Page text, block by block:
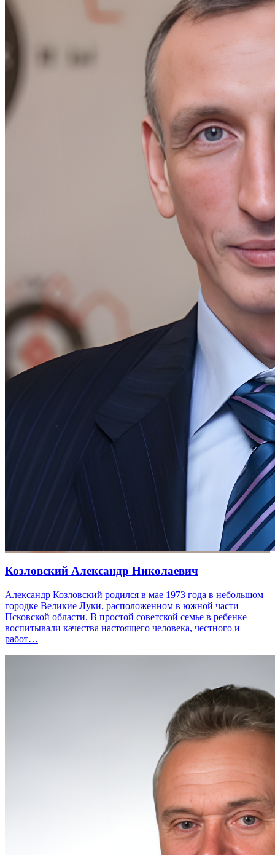
Козловский Александр Николаевич
Александр Козловский родился в мае 1973 года в небольшом
городке Великие Луки, расположенном в южной части
Псковской области. В простой советской семье в ребенке
воспитывали качества настоящего человека, честного и
работ…